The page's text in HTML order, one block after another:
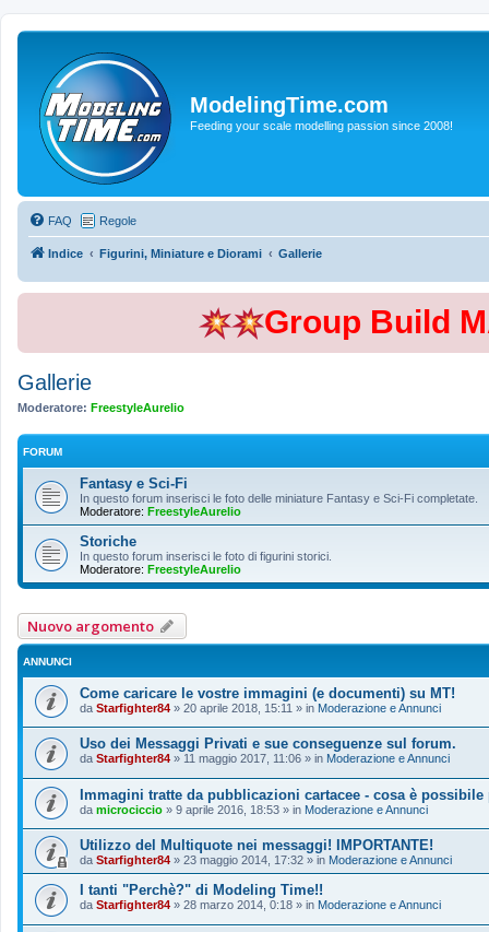
ModelingTime.com
Feeding your scale modelling passion since 2008!
FAQ Regole
Indice Figurini, Miniature e Diorami Gallerie
Group Build
Gallerie
Moderatore: FreestyleAurelio
FORUM
Fantasy e Sci-Fi
In questo forum inserisci le foto delle miniature Fantasy e Sci-Fi completate.
Moderatore: FreestyleAurelio
Storiche
In questo forum inserisci le foto di figurini storici.
Moderatore: FreestyleAurelio
Nuovo argomento
ANNUNCI
Come caricare le vostre immagini (e documenti) su MT!
da Starfighter84 » 20 aprile 2018, 15:11 » in Moderazione e Annunci
Uso dei Messaggi Privati e sue conseguenze sul forum.
da Starfighter84 » 11 maggio 2017, 11:06 » in Moderazione e Annunci
Immagini tratte da pubblicazioni cartacee - cosa è possibile
da microciccio » 9 aprile 2016, 18:53 » in Moderazione e Annunci
Utilizzo del Multiquote nei messaggi! IMPORTANTE!
da Starfighter84 » 23 maggio 2014, 17:32 » in Moderazione e Annunci
I tanti "Perchè?" di Modeling Time!!
da Starfighter84 » 28 marzo 2014, 0:18 » in Moderazione e Annunci